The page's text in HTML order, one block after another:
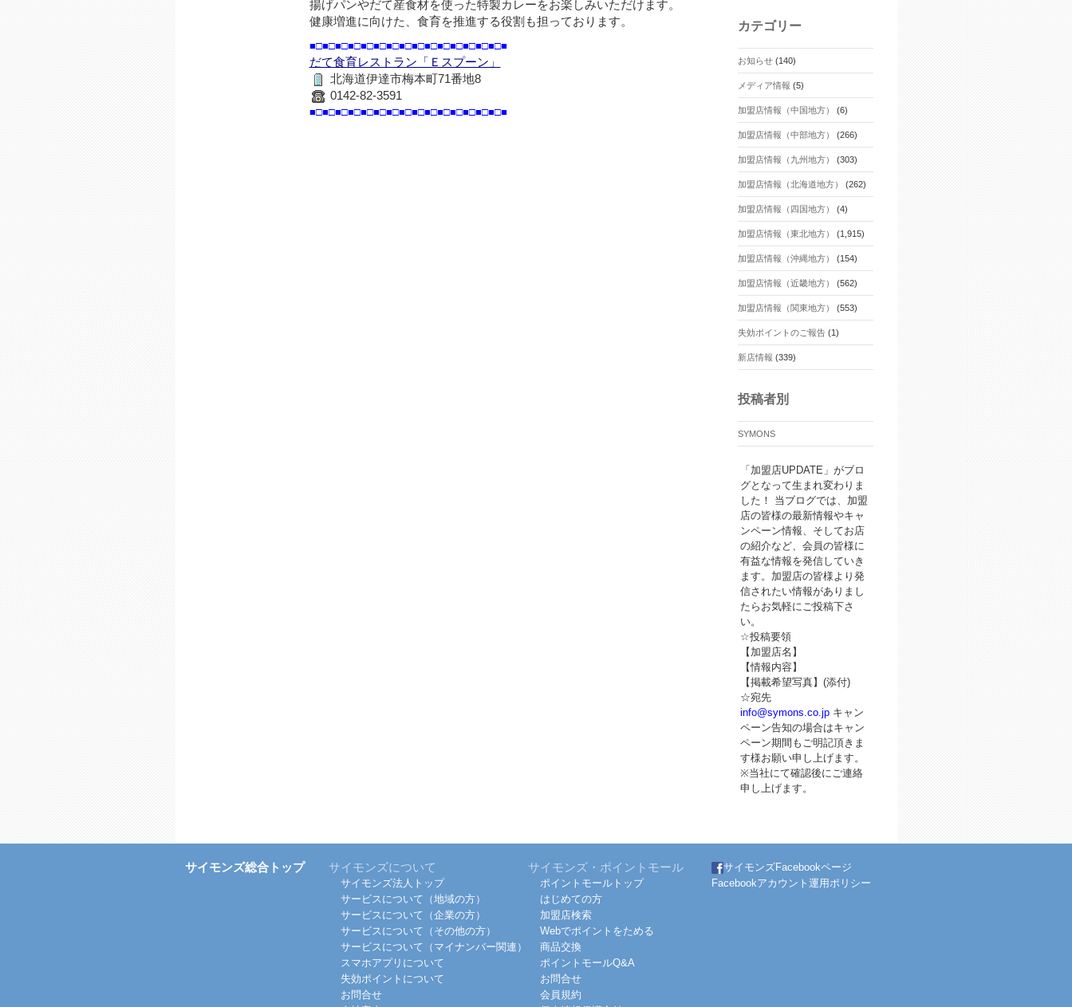
揚げパンやだて産食材を使った特製カレーをお楽しみいただけます。
健康増進に向けた、食育を推進する役割も担っております。
■□■□■□■□■□■□■□■□■□■□■□■□■□■□■□■
だて食育レストラン「Ｅスプーン」
北海道伊達市梅本町71番地8
0142-82-3591
■□■□■□■□■□■□■□■□■□■□■□■□■□■□■□■
カテゴリー
お知らせ(140)
メディア情報 (5)
加盟店情報（中国地方） (6)
加盟店情報（中部地方） (266)
加盟店情報（九州地方） (303)
加盟店情報（北海道地方） (262)
加盟店情報（四国地方） (4)
加盟店情報（東北地方） (1,915)
加盟店情報（沖縄地方） (154)
加盟店情報（近畿地方） (562)
加盟店情報（関東地方） (553)
失効ポイントのご報告(1)
新店情報 (339)
投稿者別
SYMONS
「加盟店UPDATE」がブロ
グとなって生まれ変わりま
した！ 当ブログでは、加盟
店の皆様の最新情報やキャ
ンペーン情報、そしてお店
の紹介など、会員の皆様に
有益な情報を発信していき
ます。加盟店の皆様より発
信されたい情報がありまし
たらお気軽にご投稿下さ
い。
☆投稿要領
【加盟店名】
【情報内容】
【掲載希望写真】(添付)
☆宛先
info@symons.co.jpキャン
ペーン告知の場合はキャン
ペーン期間もご明記頂きま
す様お願い申し上げます。
※当社にて確認後にご連絡
申し上げます。
サイモンズ総合トップ サイモンズについて
サイモンズ法人トップ
サービスについて（地域の方）
サービスについて（企業の方）
サービスについて（その他の方）
サービスについて（マイナンバー関連）
スマホアプリについて
失効ポイントについて
お問合せ
サイモンズ・ポイントモール
ポイントモールトップ
はじめての方
加盟店検索
Webでポイントをためる
商品交換
ポイントモールQ&A
お問合せ
会員規約
サイモンズFacebookページ
Facebookアカウント運用ポリシー